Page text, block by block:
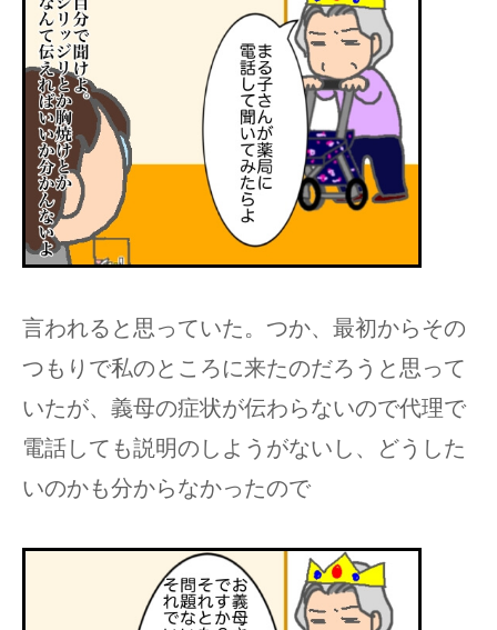
言われると思っていた。つか、最初からその
つもりで私のところに来たのだろうと思って
いたが、義母の症状が伝わらないので代理で
電話しても説明のしようがないし、どうした
いのかも分からなかったので